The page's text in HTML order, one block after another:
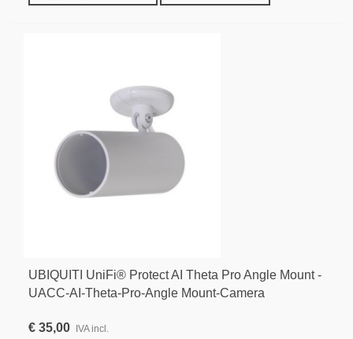
UBIQUITI UniFi® Protect AI Theta Pro Angle Mount -
UACC-AI-Theta-Pro-Angle Mount-Camera
€ 35,00
IVA incl.